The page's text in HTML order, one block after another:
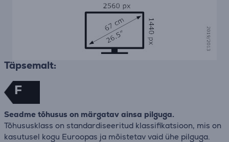
Täpsemalt:
F
Seadme tõhusus on märgatav ainsa pilguga.
Tõhususklass on standardiseeritud klassifikatsioon, mis on
kasutusel kogu Euroopas ja mõistetav vaid ühe pilguga.